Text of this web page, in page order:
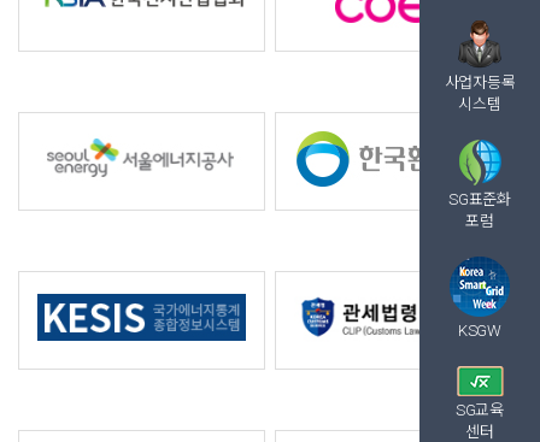
사업자등록
시스템
SG표준화
포럼
KSGW
SG교육
센터